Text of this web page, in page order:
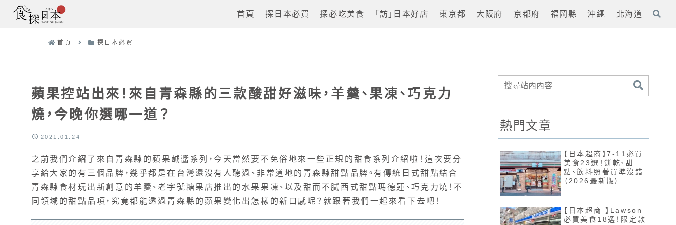
首頁 探日本必買 探必吃美食 「訪」日本好店 東京都 大阪府 京都府 福岡縣 沖繩 北海道
首頁 探日本必買
蘋果控站出來！來自青森縣的三款酸甜好滋味，羊羹、果凍、巧克力
燒，今晚你選哪一道？
2021.01.24
之前我們介紹了來自青森縣的蘋果鹹醬系列，今天當然要不免俗地來一些正規的甜食系列介紹啦！這次要分
享給大家的有三個品牌，幾乎都是在台灣還沒有人聽過、非常道地的青森縣甜點品牌。有傳統日式甜點結合
青森縣食材玩出新創意的羊羹、老字號糖果店推出的水果果凍、以及甜而不膩西式甜點瑪德蓮、巧克力燒！不
同領域的甜點品項，究竟都能透過青森縣的蘋果變化出怎樣的新口感呢？就跟著我們一起來看下去吧！
熱門文章
【日本超商】7-11必買
美食23選！餅乾、甜
點、飲料照著買準沒錯
（2026最新版）
【日本超商 】Lawson
必買美食18選！限定款